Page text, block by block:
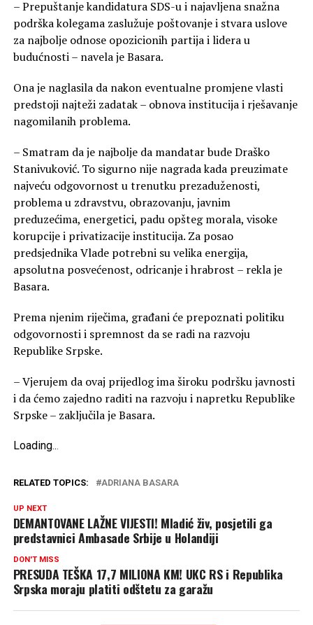
– Prepuštanje kandidatura SDS-u i najavljena snažna
podrška kolegama zaslužuje poštovanje i stvara uslove
za najbolje odnose opozicionih partija i lidera u
budućnosti – navela je Basara.
Ona je naglasila da nakon eventualne promjene vlasti
predstoji najteži zadatak – obnova institucija i rješavanje
nagomilanih problema.
– Smatram da je najbolje da mandatar bude Draško
Stanivuković. To sigurno nije nagrada kada preuzimate
najveću odgovornost u trenutku prezaduženosti,
problema u zdravstvu, obrazovanju, javnim
preduzećima, energetici, padu opšteg morala, visoke
korupcije i privatizacije institucija. Za posao
predsjednika Vlade potrebni su velika energija,
apsolutna posvećenost, odricanje i hrabrost – rekla je
Basara.
Prema njenim riječima, građani će prepoznati politiku
odgovornosti i spremnost da se radi na razvoju
Republike Srpske.
– Vjerujem da ovaj prijedlog ima široku podršku javnosti
i da ćemo zajedno raditi na razvoju i napretku Republike
Srpske – zaključila je Basara.
Loading..
RELATED TOPICS: ADRIANA BASARA
UP NEXT
DEMANTOVANE LAŽNE VIJESTI! Mladić živ, posjetili ga
predstavnici Ambasade Srbije u Holandiji
DON'T MISS
PRESUDA TEŠKA 17,7 MILIONA KM! UKC RS i Republika
Srpska moraju platiti odštetu za garažu